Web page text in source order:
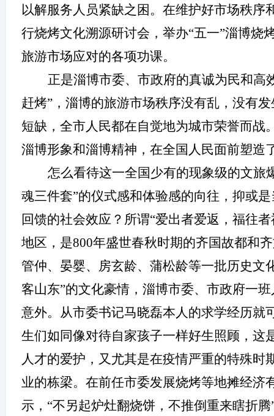
以解服务人员紧缺之困。在维护好市场秩
行烧烤文化溯源研讨会，举办“五一”淄博烧
旅游市场应对的各项功课。
正是淄博市委、市政府的真诚为民和高
赶烤”，淄博的旅游市场秩序没有乱，没有
短缺，全市人民都在自觉地为城市荣誉而战
淄博形象和淄博精神，在全国人民面前塑造
怎么看待这一全国少有的现象级的文旅
魂三件套”的仪式感和体验感的向往，抑或
回馈的社会效应？所谓“爱出者爱返，福往
地区，是800年盛世春秋时期的齐国故都和
管仲、晏婴、房玄龄、蒲松龄等一批历史文
客山东”的文化豪情，淄博市委、市政府一
意外。从市委书记马晓磊本人的求学经历就
生们如同像对待自家孩子一样好生照顾，这
人才的爱护，又尤其是在疫情严重的特殊
业的栋梁。在前任市委发展烧烤等地摊经济
示，“不另起炉灶翻烧饼，不推倒重来瞎折